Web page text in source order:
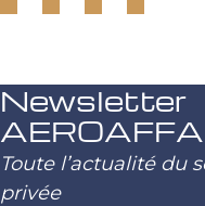
Newsletter
Toute l’actualité du
privée